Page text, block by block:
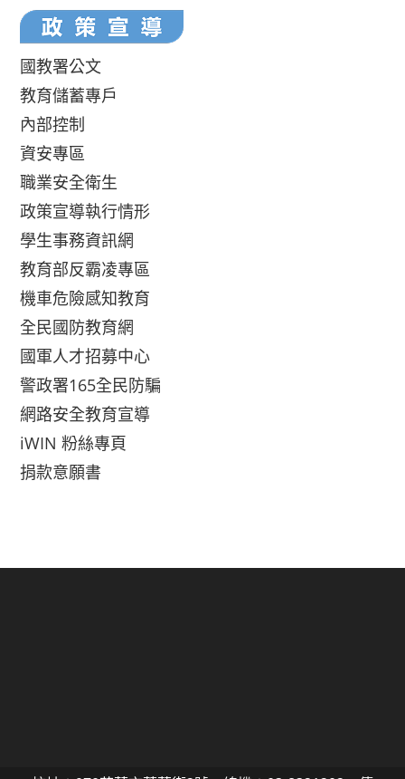
國教署公文
教育儲蓄專戶
內部控制
資安專區
職業安全衛生
政策宣導執行情形
學生事務資訊網
教育部反霸凌專區
機車危險感知教育
全民國防教育網
國軍人才招募中心
警政署165全民防騙
網路安全教育宣導
iWIN 粉絲專頁
捐款意願書